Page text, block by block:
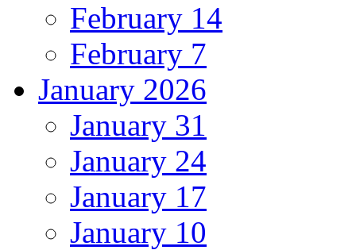
February 14
February 7
January 2026
January 31
January 24
January 17
January 10